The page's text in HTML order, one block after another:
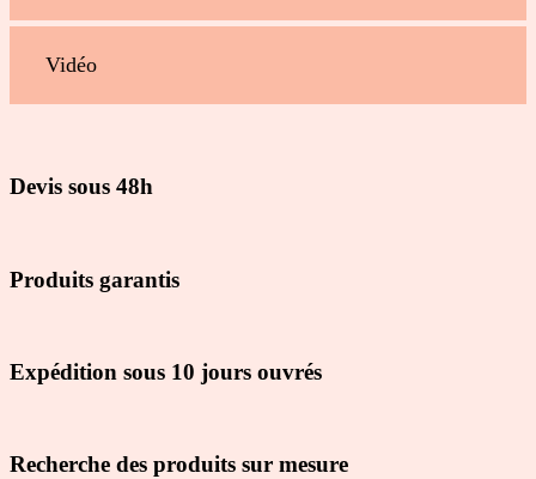
Vidéo
Devis sous 48h
Produits garantis
Expédition sous 10 jours ouvrés
Recherche des produits sur mesure